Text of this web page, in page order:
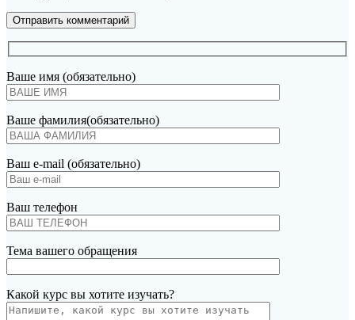
Ваше имя (обязательно)
Ваше фамилия(обязательно)
Ваш e-mail (обязательно)
Ваш телефон
Тема вашего обращения
Какой курс вы хотите изучать?